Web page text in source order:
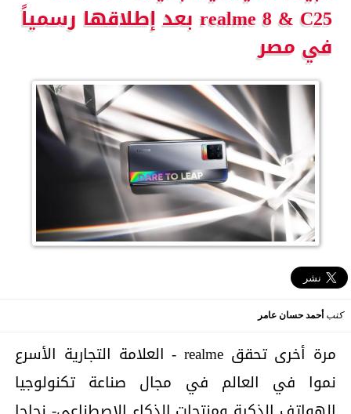
realme 8 & C25 بعد إطلاقها رسمياً
في مصر
كتب أحمد حسان عامر
مرة أخرى تحقق realme - العلامة التجارية الأسرع
نموا في العالم في مجال صناعة تكنولوجيا